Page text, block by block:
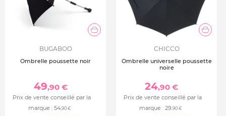
BUGABOO
Ombrelle poussette noir
49,90 €
Prix de vente conseillé par la
marque : 54,90 €
CHICCO
Ombrelle universelle poussette
noire
24,90 €
Prix de vente conseillé par la
marque : 29,90 €